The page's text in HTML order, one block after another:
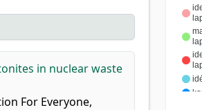
in nuclear waste
For Everyone,